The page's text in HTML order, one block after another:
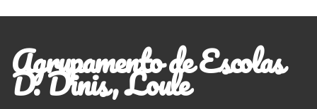
Agrupamento de Escolas
D. Dinis, Loule